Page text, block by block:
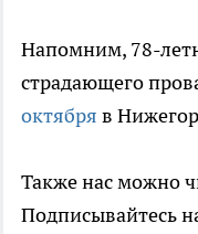
Напомним, 78-
страдающего
октября в
Также нас можно
Подписывайтесь